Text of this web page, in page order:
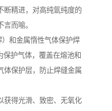
断精进，对高纯氩纯度的
而喻。
和金属惰性气体保护焊
保护气体，覆盖在熔池和
体保护层，防止焊缝金属
获得光滑、致密、无氧化